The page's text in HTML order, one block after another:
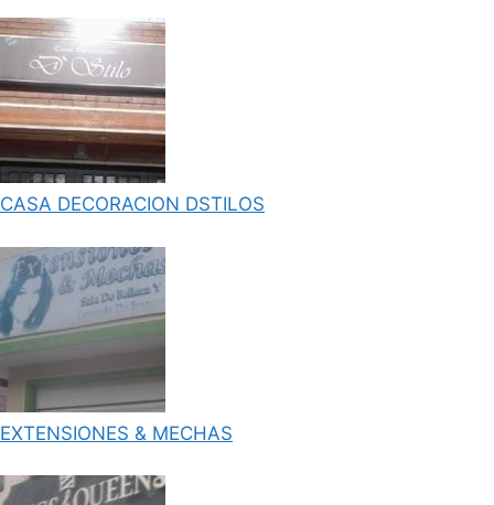
CASA DECORACION DSTILOS
EXTENSIONES & MECHAS